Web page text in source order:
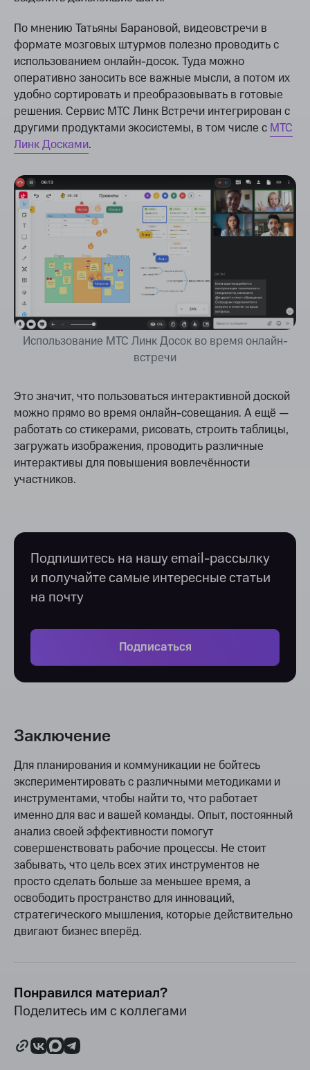
По мнению Татьяны Барановой, видеовстречи в
формате мозговых штурмов полезно проводить с
использованием онлайн-досок. Туда можно
оперативно заносить все важные мысли, а потом их
удобно сортировать и преобразовывать в готовые
решения. Сервис МТС Линк Встречи интегрирован с
другими продуктами экосистемы, в том числе с МТС
Линк Досками.
Использование МТС Линк Досок во время онлайн-
встречи
Это значит, что пользоваться интерактивной доской
можно прямо во время онлайн-совещания. А ещё —
работать со стикерами, рисовать, строить таблицы,
загружать изображения, проводить различные
интерактивы для повышения вовлечённости
участников.
Подпишитесь на нашу email-рассылку
и получайте самые интересные статьи
на почту
Подписаться
Заключение
Для планирования и коммуникации не бойтесь
экспериментировать с различными методиками и
инструментами, чтобы найти то, что работает
именно для вас и вашей команды. Опыт, постоянный
анализ своей эффективности помогут
совершенствовать рабочие процессы. Не стоит
забывать, что цель всех этих инструментов не
просто сделать больше за меньшее время, а
освободить пространство для инноваций,
стратегического мышления, которые действительно
двигают бизнес вперёд.
Понравился материал?
Поделитесь им с коллегами